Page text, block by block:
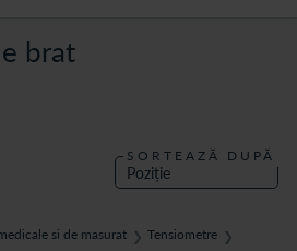
brat
si de masurat ❯ Tensiometre ❯
SORTEAZĂ DUPĂ